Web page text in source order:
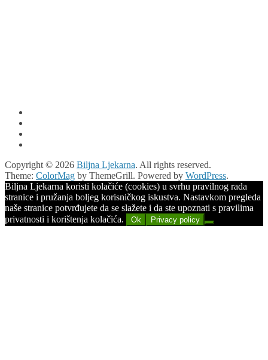
Copyright © 2026 Biljna Ljekarna. All rights reserved.
Theme: ColorMag by ThemeGrill. Powered by WordPress.
Biljna Ljekarna koristi kolačiće (cookies) u svrhu pravilnog rada
stranice i pružanja boljeg korisničkog iskustva. Nastavkom pregleda
naše stranice potvrđujete da se slažete i da ste upoznati s pravilima
privatnosti i korištenja kolačića.
Ok Privacy policy